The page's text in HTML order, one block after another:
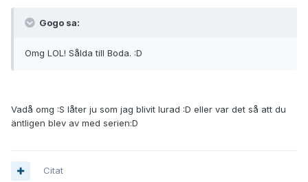
Gogo sa:
Omg LOL! Sålda till Boda. :D
Vadå omg :S låter ju som jag blivit lurad :D eller var det så att du
äntligen blev av med serien:D
Citat